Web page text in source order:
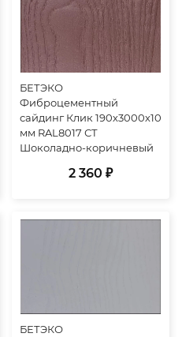
БЕТЭКО
Фиброцементный
сайдинг Клик 190х3000х10
мм RAL8017 СТ
Шоколадно-коричневый
2 360 ₽
БЕТЭКО